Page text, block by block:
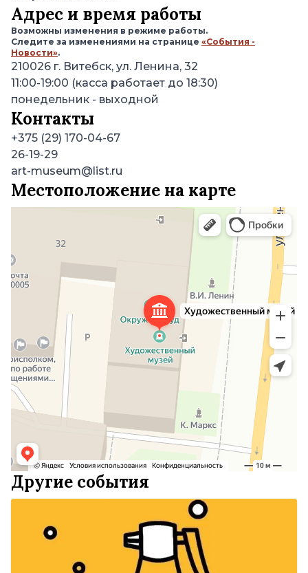
Адрес и время работы
Возможны изменения в режиме работы.
Следите за изменениями на странице «События -
Новости».
210026 г. Витебск, ул. Ленина, 32
11:00-19:00 (касса работает до 18:30)
понедельник - выходной
Контакты
+375 (29) 170-04-67
26-19-29
art-museum@list.ru
Местоположение на карте
Другие события